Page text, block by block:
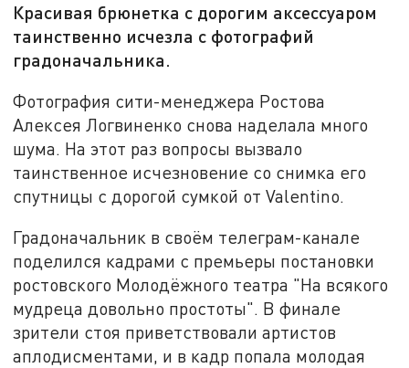
Красивая брюнетка с дорогим аксессуаром
таинственно исчезла с фотографий
градоначальника.
Фотография сити-менеджера Ростова
Алексея Логвиненко снова наделала много
шума. На этот раз вопросы вызвало
таинственное исчезновение со снимка его
спутницы с дорогой сумкой от Valentino.
Градоначальник в своём телеграм-канале
поделился кадрами с премьеры постановки
ростовского Молодёжного театра "На всякого
мудреца довольно простоты". В финале
зрители стоя приветствовали артистов
аплодисментами, и в кадр попала молодая